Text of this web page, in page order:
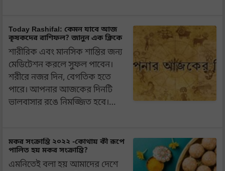
Today Rashifal: কেমন যাবে আজ
কৃষকদের রাশিফল? জানুন এক ক্লিকে
শারীরিক এবং মানসিক শান্তির জন্য
মেডিটেশন করলে সুফল পাবেন।
শরীরে নজর দিন, বেগতিক হতে
পারে। আপনার আজকের দিনটি
ভালবাসার রঙে নিমজ্জিত হবে।…
মকর সংক্রান্তি ২০২২ -কোথায় কী রূপে
পালিত হয় মকর সংক্রান্তি?
এমনিতেই বলা হয় আমাদের দেশে